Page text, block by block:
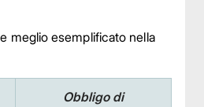
meglio esemplificato nella
Obbligo di